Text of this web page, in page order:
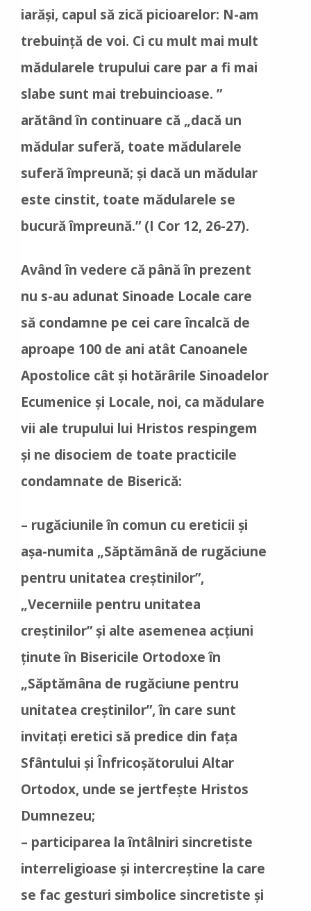
iarăși, capul să zică picioarelor: N-am
trebuință de voi. Ci cu mult mai mult
mădularele trupului care par a fi mai
slabe sunt mai trebuincioase. ”
arătând în continuare că „dacă un
mădular suferă, toate mădularele
suferă împreună; și dacă un mădular
este cinstit, toate mădularele se
bucură împreună.” (I Cor 12, 26-27).
Având în vedere că până în prezent
nu s-au adunat Sinoade Locale care
să condamne pe cei care încalcă de
aproape 100 de ani atât Canoanele
Apostolice cât și hotărârile Sinoadelor
Ecumenice și Locale, noi, ca mădulare
vii ale trupului lui Hristos respingem
și ne disociem de toate practicile
condamnate de Biserică:
– rugăciunile în comun cu ereticii și
așa-numita „Săptămână de rugăciune
pentru unitatea creștinilor”,
„Vecerniile pentru unitatea
creștinilor” și alte asemenea acțiuni
ținute în Bisericile Ortodoxe în
„Săptămâna de rugăciune pentru
unitatea creștinilor”, în care sunt
invitați eretici să predice din fața
Sfântului și Înfricoșătorului Altar
Ortodox, unde se jertfește Hristos
Dumnezeu;
– participarea la întâlniri sincretiste
interreligioase și intercreștine la care
se fac gesturi simbolice sincretiste și